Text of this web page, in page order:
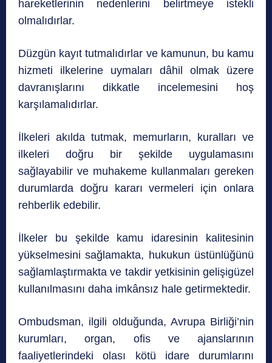
hareketlerinin nedenlerini belirtmeye istekli
olmalıdırlar.
Düzgün kayıt tutmalıdırlar ve kamunun, bu kamu
hizmeti ilkelerine uymaları dâhil olmak üzere
davranışlarını dikkatle incelemesini hoş
karşılamalıdırlar.
İlkeleri akılda tutmak, memurların, kuralları ve
ilkeleri doğru bir şekilde uygulamasını
sağlayabilir ve muhakeme kullanmaları gereken
durumlarda doğru kararı vermeleri için onlara
rehberlik edebilir.
İlkeler bu şekilde kamu idaresinin kalitesinin
yükselmesini sağlamakta, hukukun üstünlüğünü
sağlamlaştırmakta ve takdir yetkisinin gelişigüzel
kullanılmasını daha imkânsız hale getirmektedir.
Ombudsman, ilgili olduğunda, Avrupa Birliği’nin
kurumları, organ, ofis ve ajanslarının
faaliyetlerindeki olası kötü idare durumlarını